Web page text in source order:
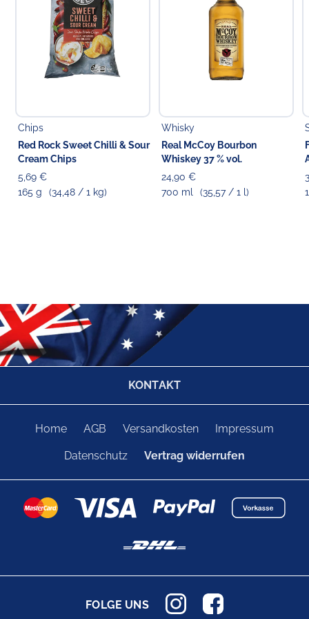
Verantwortlicher Lebensmittelunternehmer
Choppy's Food & Non-Food GmbH
Koldingstr. 1B
22769 Hamburg
Chips
Red Rock Sweet Chilli & Sour
Cream Chips
5,69 €
165 g
(34,48 / 1 kg)
Whisky
Real McCoy Bourbon
Whiskey 37 % vol.
24,90 €
700 ml
(35,57 / 1 l)
KONTAKT
Home AGB Versandkosten Impressum
Datenschutz Vertrag widerrufen
FOLGE UNS